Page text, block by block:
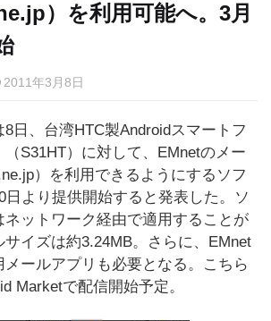
）を利用可能へ。3月
2011年3月8日
日、台湾HTC製Androidスマートフ
（S31HT）に対して、EMnetのメー
）を利用できるようにするソフ
日より提供開始すると発表した。ソ
ネットワーク経由で適用することが
イズは約3.24MB。さらに、EMnet
ールアプリも必要となる。こちら
Marketで配信開始予定。